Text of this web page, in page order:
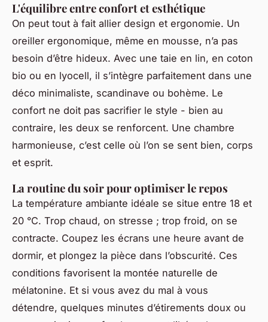
L'équilibre entre confort et esthétique
On peut tout à fait allier design et ergonomie. Un
oreiller ergonomique, même en mousse, n’a pas
besoin d’être hideux. Avec une taie en lin, en coton
bio ou en lyocell, il s’intègre parfaitement dans une
déco minimaliste, scandinave ou bohème. Le
confort ne doit pas sacrifier le style - bien au
contraire, les deux se renforcent. Une chambre
harmonieuse, c’est celle où l’on se sent bien, corps
et esprit.
La routine du soir pour optimiser le repos
La température ambiante idéale se situe entre 18 et
20 °C. Trop chaud, on stresse ; trop froid, on se
contracte. Coupez les écrans une heure avant de
dormir, et plongez la pièce dans l’obscurité. Ces
conditions favorisent la montée naturelle de
mélatonine. Et si vous avez du mal à vous
détendre, quelques minutes d’étirements doux ou